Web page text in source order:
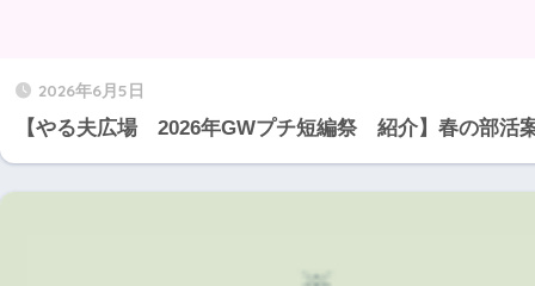
2026年6月5日
【やる夫広場 2026年GWプチ短編祭 紹介】春の部活